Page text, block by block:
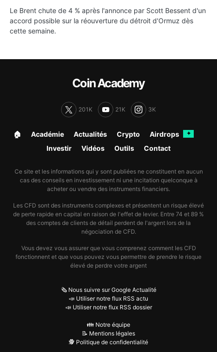
Le Brent chute de 4 % après l'annonce par Scott Bessent d'un
accord possible sur la réouverture du détroit d'Ormuz dès
cette semaine.
Coin Academy
201K 21K 3K
🏠︎ Académie Actualités Crypto Airdrops ✦
Investir Vidéos Outils Contact
Ce site et les informations qui y sont publiées ne constituent en aucun
cas des conseils en investissement ni une incitation quelconque à
acheter ou vendre des instruments financiers.
Les CFD sont des instruments complexes et présentent un risque élevé
de perte rapide en capital en raison de l'effet de levier. Entre 74 et 89 %
des comptes de clients de détail perdent de l'argent lors de la
négociation de CFD.
Vous devez vous assurer que vous comprenez comment les CFD
fonctionnent et que vous pouvez vous permettre de prendre le risque
élevé de perdre votre argent
🗞️ Nous suivre sur Google Actualité
📣 Utiliser notre flux RSS actu
📣 Utiliser notre flux RSS dossier
👪 Notre équipe
📝 Mentions légales
🕵️ Politique de confidentialité